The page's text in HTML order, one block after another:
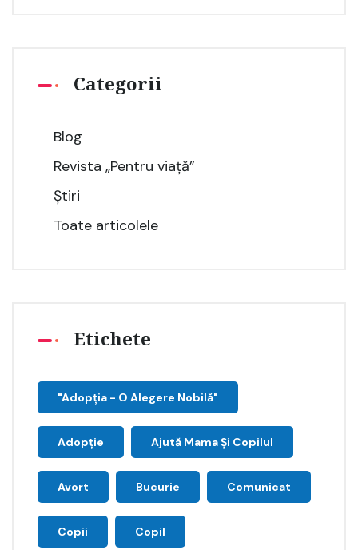
Categorii
Blog
Revista „Pentru viață”
Știri
Toate articolele
Etichete
"Adopţia - O Alegere Nobilă"
Adopție Ajută Mama Și Copilul
Avort Bucurie Comunicat
Copii Copil